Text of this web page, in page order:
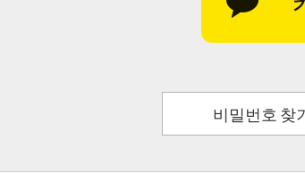
비밀번호 찾